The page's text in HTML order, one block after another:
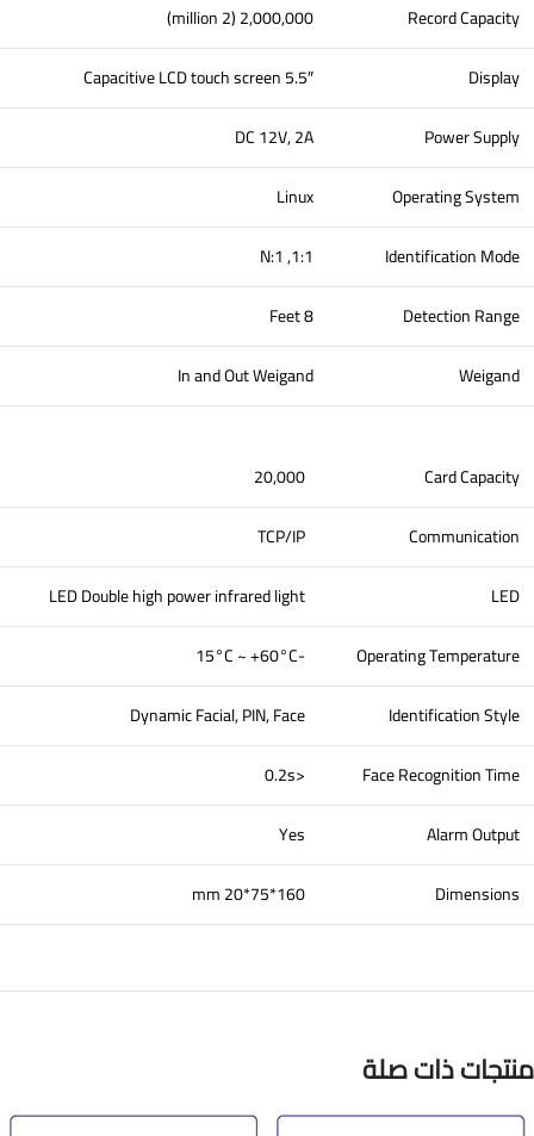
Record Capacity
2,000,000 (2 million)
Display
5.5″ Capacitive LCD touch screen
Power Supply
DC 12V, 2A
Operating System
Linux
Identification Mode
1:1, 1:N
Detection Range
8 Feet
Weigand
In and Out Weigand
Card Capacity
20,000
Communication
TCP/IP
LED
LED Double high power infrared light
Operating Temperature
-15°C ~ +60°C
Identification Style
Dynamic Facial, PIN, Face
Face Recognition Time
<0.2s
Alarm Output
Yes
Dimensions
160*75*20 mm
منتجات ذات صلة